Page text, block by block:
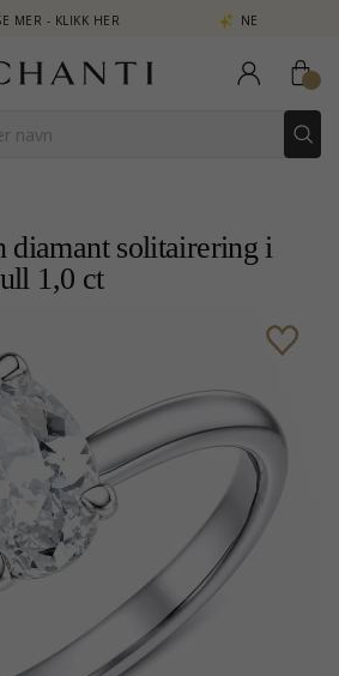
NEW COLLECTION | AURA
diamant solitairering i
1,0 ct